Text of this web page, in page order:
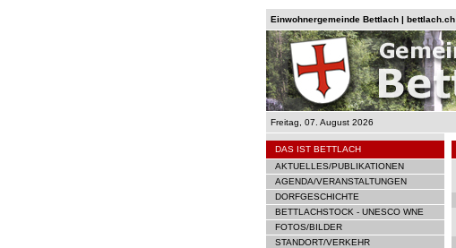
Einwohnergemeinde Bettlach | bettlach.ch
Freitag, 07. August 2026
DAS IST BETTLACH
AKTUELLES/PUBLIKATIONEN
AGENDA/VERANSTALTUNGEN
DORFGESCHICHTE
BETTLACHSTOCK - UNESCO WNE
FOTOS/BILDER
STANDORT/VERKEHR